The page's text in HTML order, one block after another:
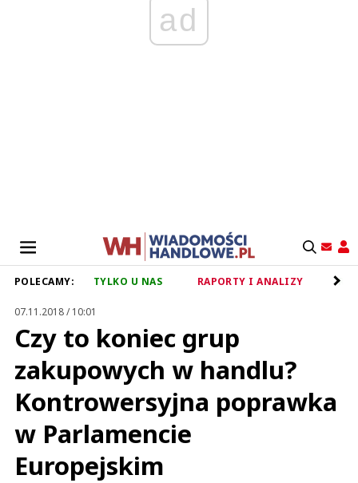
ad
POLECAMY: TYLKO U NAS RAPORTY I ANALIZY
07.11.2018 / 10:01
Czy to koniec grup
zakupowych w handlu?
Kontrowersyjna poprawka
w Parlamencie
Europejskim